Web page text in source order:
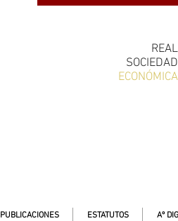
REAL
SOCIEDAD
ECONÓMICA
PUBLICACIONES ESTATUTOS Aº